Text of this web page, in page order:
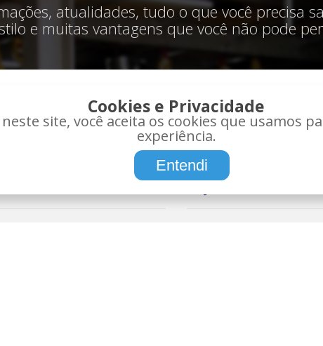
atualidades, tudo o que você precisa
e muitas vantagens que você não pode
Cookies e Privacidade
site, você aceita os cookies que usamos
experiência.
Entendi